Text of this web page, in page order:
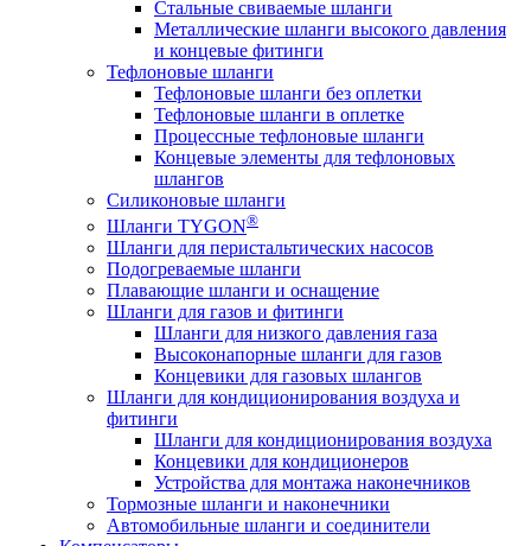
Стальные свиваемые шланги
Металлические шланги высокого давления
и концевые фитинги
Тефлоновые шланги
Тефлоновые шланги без оплетки
Тефлоновые шланги в оплетке
Процессные тефлоновые шланги
Концевые элементы для тефлоновых
шлангов
Силиконовые шланги
Шланги TYGON®
Шланги для перистальтических насосов
Подогреваемые шланги
Плавающие шланги и оснащение
Шланги для газов и фитинги
Шланги для низкого давления газа
Высоконапорные шланги для газов
Концевики для газовых шлангов
Шланги для кондиционирования воздуха и
фитинги
Шланги для кондиционирования воздуха
Концевики для кондиционеров
Устройства для монтажа наконечников
Тормозные шланги и наконечники
Автомобильные шланги и соединители